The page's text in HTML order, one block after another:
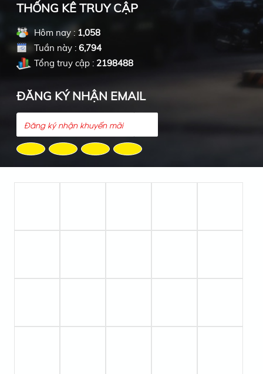
THỐNG KÊ TRUY CẬP
Hôm nay : 1,058
Tuần này : 6,794
Tổng truy cập : 2198488
ĐĂNG KÝ NHẬN EMAIL